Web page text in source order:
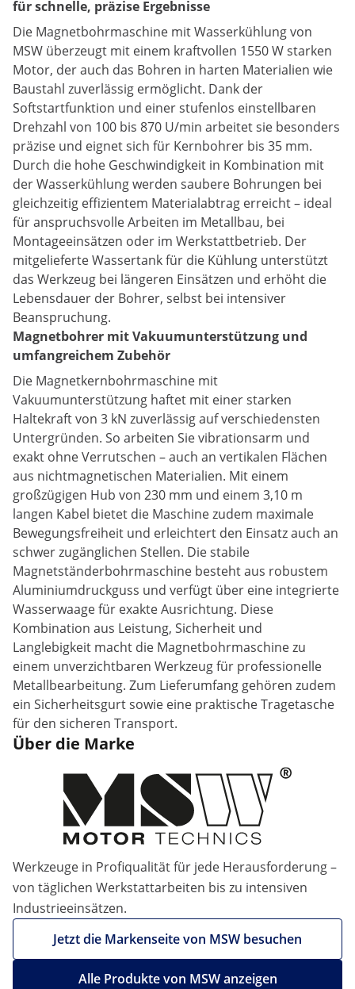
für schnelle, präzise Ergebnisse
Die Magnetbohrmaschine mit Wasserkühlung von
MSW überzeugt mit einem kraftvollen 1550 W starken
Motor, der auch das Bohren in harten Materialien wie
Baustahl zuverlässig ermöglicht. Dank der
Softstartfunktion und einer stufenlos einstellbaren
Drehzahl von 100 bis 870 U/min arbeitet sie besonders
präzise und eignet sich für Kernbohrer bis 35 mm.
Durch die hohe Geschwindigkeit in Kombination mit
der Wasserkühlung werden saubere Bohrungen bei
gleichzeitig effizientem Materialabtrag erreicht – ideal
für anspruchsvolle Arbeiten im Metallbau, bei
Montageeinsätzen oder im Werkstattbetrieb. Der
mitgelieferte Wassertank für die Kühlung unterstützt
das Werkzeug bei längeren Einsätzen und erhöht die
Lebensdauer der Bohrer, selbst bei intensiver
Beanspruchung.
Magnetbohrer mit Vakuumunterstützung und
umfangreichem Zubehör
Die Magnetkernbohrmaschine mit
Vakuumunterstützung haftet mit einer starken
Haltekraft von 3 kN zuverlässig auf verschiedensten
Untergründen. So arbeiten Sie vibrationsarm und
exakt ohne Verrutschen – auch an vertikalen Flächen
aus nichtmagnetischen Materialien. Mit einem
großzügigen Hub von 230 mm und einem 3,10 m
langen Kabel bietet die Maschine zudem maximale
Bewegungsfreiheit und erleichtert den Einsatz auch an
schwer zugänglichen Stellen. Die stabile
Magnetständerbohrmaschine besteht aus robustem
Aluminiumdruckguss und verfügt über eine integrierte
Wasserwaage für exakte Ausrichtung. Diese
Kombination aus Leistung, Sicherheit und
Langlebigkeit macht die Magnetbohrmaschine zu
einem unverzichtbaren Werkzeug für professionelle
Metallbearbeitung. Zum Lieferumfang gehören zudem
ein Sicherheitsgurt sowie eine praktische Tragetasche
für den sicheren Transport.
Über die Marke
Werkzeuge in Profiqualität für jede Herausforderung –
von täglichen Werkstattarbeiten bis zu intensiven
Industrieeinsätzen.
Jetzt die Markenseite von MSW besuchen
Alle Produkte von MSW anzeigen